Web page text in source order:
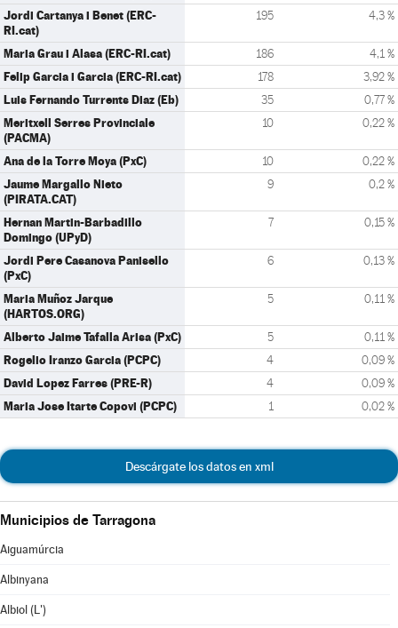
Jordi Cartanya i Benet (ERC-
RI.cat)
195 4,3 %
Maria Grau i Alasa (ERC-RI.cat) 186 4,1 %
Felip Garcia i Garcia (ERC-RI.cat) 178 3,92 %
Luis Fernando Turrents Diaz (Eb) 35 0,77 %
Meritxell Serres Provinciale
(PACMA)
10 0,22 %
Ana de la Torre Moya (PxC) 10 0,22 %
Jaume Margallo Nieto
(PIRATA.CAT)
9 0,2 %
Hernan Martin-Barbadillo
Domingo (UPyD)
7 0,15 %
Jordi Pere Casanova Panisello
(PxC)
6 0,13 %
Maria Muñoz Jarque
(HARTOS.ORG)
5 0,11 %
Alberto Jaime Tafalla Arisa (PxC) 5 0,11 %
Rogelio Iranzo Garcia (PCPC) 4 0,09 %
David Lopez Farres (PRE-R) 4 0,09 %
Maria Jose Itarte Copovi (PCPC) 1 0,02 %
Descárgate los datos en xml
Municipios de Tarragona
Aiguamúrcia
Albinyana
Albiol (L')